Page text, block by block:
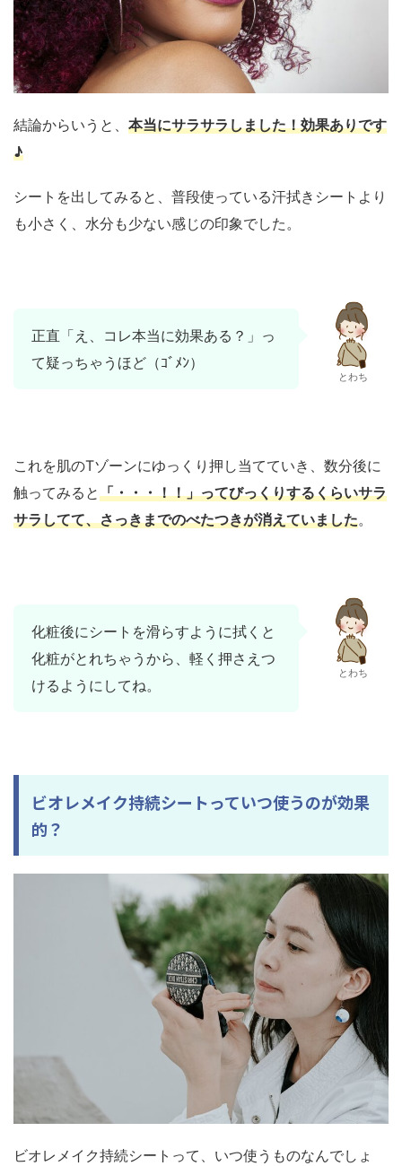
結論からいうと、 本当にサラサラしました！効果ありです
♪
シートを出してみると、普段使っている汗拭きシートより
も小さく、水分も少ない感じの印象でした。
正直「え、コレ本当に効果ある？」っ
て疑っちゃうほど（ｺﾞﾒﾝ）
とわち
これを肌のTゾーンにゆっくり押し当てていき、数分後に
触ってみると「・・・！！」ってびっくりするくらいサラ
サラしてて、さっきまでのべたつきが消えていました。
化粧後にシートを滑らすように拭くと
化粧がとれちゃうから、軽く押さえつ
けるようにしてね。
とわち
ビオレメイク持続シートっていつ使うのが効果
的？
ビオレメイク持続シートって、いつ使うものなんでしょ